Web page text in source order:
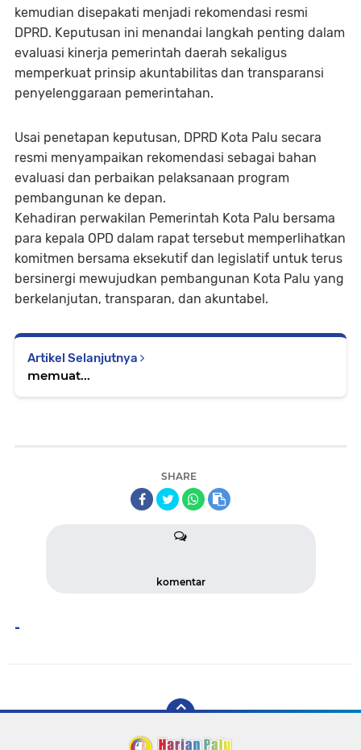
kemudian disepakati menjadi rekomendasi resmi
DPRD. Keputusan ini menandai langkah penting dalam
evaluasi kinerja pemerintah daerah sekaligus
memperkuat prinsip akuntabilitas dan transparansi
penyelenggaraan pemerintahan.
Usai penetapan keputusan, DPRD Kota Palu secara
resmi menyampaikan rekomendasi sebagai bahan
evaluasi dan perbaikan pelaksanaan program
pembangunan ke depan.
Kehadiran perwakilan Pemerintah Kota Palu bersama
para kepala OPD dalam rapat tersebut memperlihatkan
komitmen bersama eksekutif dan legislatif untuk terus
bersinergi mewujudkan pembangunan Kota Palu yang
berkelanjutan, transparan, dan akuntabel.
Artikel Selanjutnya
memuat...
SHARE
komentar
-